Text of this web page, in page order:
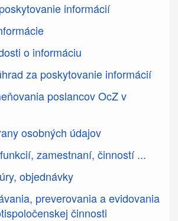
informácií
o informáciu
za poskytovanie informácií
poslancov OcZ v
osobných údajov
zamestnaní, činností ...
objednávky
preverovania a evidovania
činnosti